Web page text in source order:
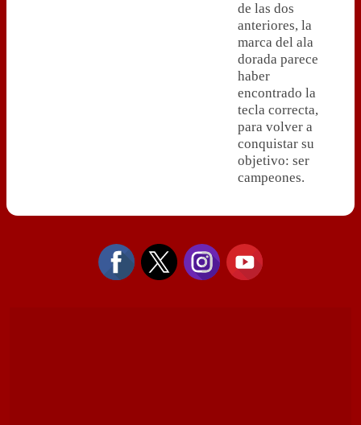
de las dos
anteriores, la
marca del ala
dorada parece
haber
encontrado la
tecla correcta,
para volver a
conquistar su
objetivo: ser
campeones.